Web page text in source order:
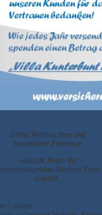
Frohe Weihnachten und
besinnliche Feiertage
wünscht Ihnen Ihr
Herbert Theis
GmbH.
Cookies